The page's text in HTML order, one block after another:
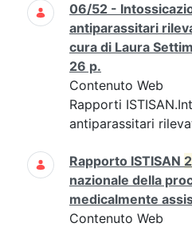
06/52 -
antiparassitari
cura di Laura
26 p.
Contenuto Web
Rapporti
antiparassitari
Rapporto ISTISAN
nazionale della
medicalmente
Contenuto Web